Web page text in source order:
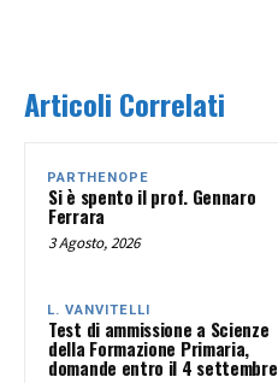
Articoli Correlati
PARTHENOPE
Si è spento il prof. Gennaro
Ferrara
3 Agosto, 2026
L. VANVITELLI
Test di ammissione a Scienze
della Formazione Primaria,
domande entro il 4 settembre